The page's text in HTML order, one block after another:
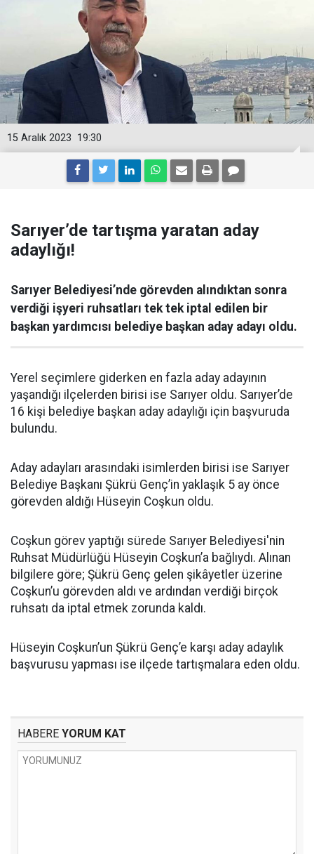
19:30
15 Aralık 2023
Sarıyer’de tartışma yaratan aday
adaylığı!
Sarıyer Belediyesi’nde görevden alındıktan sonra
verdiği işyeri ruhsatları tek tek iptal edilen bir
başkan yardımcısı belediye başkan aday adayı oldu.
Yerel seçimlere giderken en fazla aday adayının
yaşandığı ilçelerden birisi ise Sarıyer oldu. Sarıyer’de
16 kişi belediye başkan aday adaylığı için başvuruda
bulundu.
Aday adayları arasındaki isimlerden birisi ise Sarıyer
Belediye Başkanı Şükrü Genç’in yaklaşık 5 ay önce
görevden aldığı Hüseyin Coşkun oldu.
Coşkun görev yaptığı sürede Sarıyer Belediyesi'nin
Ruhsat Müdürlüğü Hüseyin Coşkun’a bağlıydı. Alınan
bilgilere göre; Şükrü Genç gelen şikâyetler üzerine
Coşkun’u görevden aldı ve ardından verdiği birçok
ruhsatı da iptal etmek zorunda kaldı.
Hüseyin Coşkun’un Şükrü Genç’e karşı aday adaylık
başvurusu yapması ise ilçede tartışmalara eden oldu.
HABERE YORUM KAT